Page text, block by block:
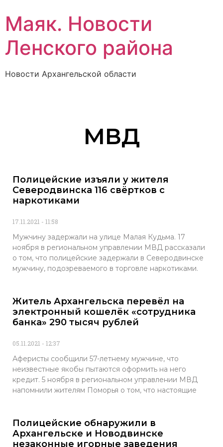
Маяк. Новости
Ленского района
Новости Архангельской области
МВД
Полицейские изъяли у жителя
Северодвинска 116 свёртков с
наркотиками
17.11.2021 11:58
Мужчину задержали на улице Малая Кудьма. 17
ноября в региональном управлении МВД рассказали
о том, что полицейские задержали в Северодвинске
мужчину, подозреваемого в торговле наркотиками.
Житель Архангельска перевёл на
электронный кошелёк «сотрудника
банка» 290 тысяч рублей
05.11.2021 12:37
Аферисты сообщили 57-летнему мужчине, что
неизвестные якобы пытаются оформить на него
кредит. 5 ноября в региональном управлении МВД
напомнили жителям Поморья о том, что настоящие
Полицейские обнаружили в
Архангельске и Новодвинске
незаконные игорные заведения